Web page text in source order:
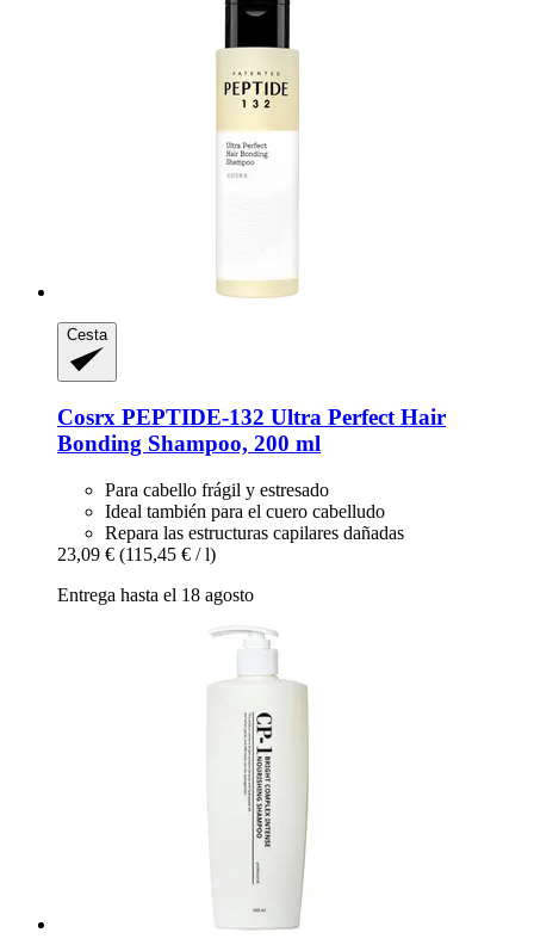
Cesta
Cosrx PEPTIDE-​132 Ultra Perfect Hair
Bonding Shampoo, 200 ml
Para cabello frágil y estresado
Ideal también para el cuero cabelludo
Repara las estructuras capilares dañadas
23,09 € (115,45 € / l)
Entrega hasta el 18 agosto